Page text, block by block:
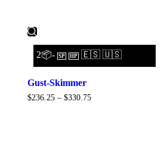
2📦- SP HP 🇪🇸 🇺🇸
Gust-Skimmer
$236.25 –$330.75